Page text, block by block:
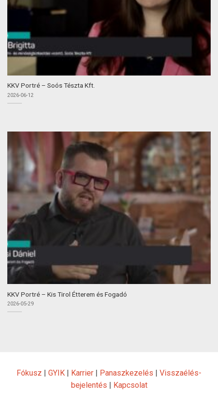
KKV Portré – Soós Tészta Kft.
2026-06-12
KKV Portré – Kis Tirol Étterem és Fogadó
2026-05-29
Fókusz GYIK Karrier Panaszkezelés
Visszaélés-
bejelentés
Kapcsolat